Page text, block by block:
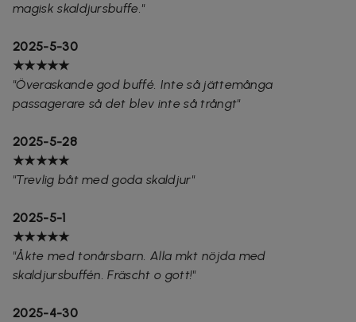
magisk skaldjursbuffe."
2025-5-30
★★★★★
"Överaskande god buffé. Inte så jättemånga
passagerare så det blev inte så trångt"
2025-5-28
★★★★★
"Trevlig båt med goda skaldjur"
2025-5-1
★★★★★
"Åkte med tonårsbarn. Alla mkt nöjda med
skaldjursbuffén. Fräscht o gott!"
2025-4-30